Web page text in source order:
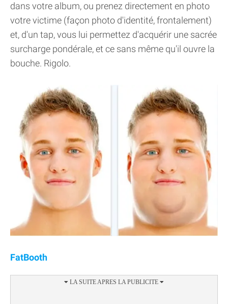
dans votre album, ou prenez directement en photo
votre victime (façon photo d'identité, frontalement)
et, d'un tap, vous lui permettez d'acquérir une sacrée
surcharge pondérale, et ce sans même qu'il ouvre la
bouche. Rigolo.
FatBooth